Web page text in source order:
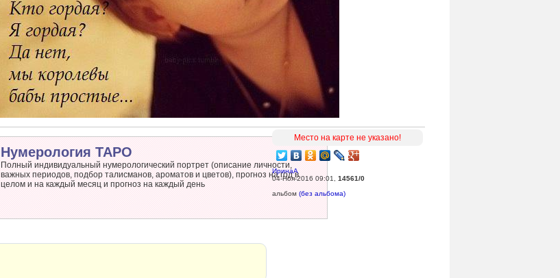
Нумерология ТАРО
Полный индивидуальный нумерологический портрет (описание личности,
важных периодов, подбор талисманов, ароматов и цветов), прогноз на год в
целом и на каждый месяц и прогноз на каждый день
Место на карте не указано!
ИринаА
04-Ноя-2016 09:01
14561/0
альбом (без альбома)